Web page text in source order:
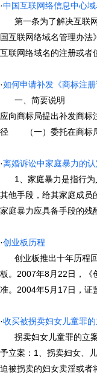
·中国互联网络信息中心
第一条为了解决互联网
国互联网络域名管理办法
互联网络域名的注册或者
·如何申请补发《商标注册
一、简要说明 《商
应向商标局提出补发商
径 （一）委托在商标局
·离婚诉讼中家庭暴力的认
1、家庭暴力是指行为
其他手段，给其家庭成员
家庭暴力应具备手段的残
·创业板历程
创业板推出十年历程回
板。2007年8月22日，《
准。2004年5月17日，证
·收买被拐卖妇女儿童罪
拐卖妇女儿童罪的立案
予立案：1、拐卖妇女、
迫被拐卖的妇女卖淫或者